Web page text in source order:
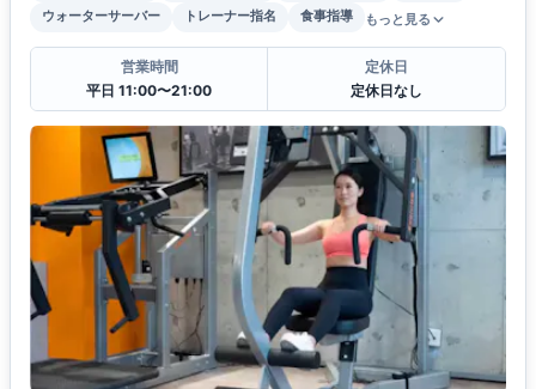
ウォーターサーバー
トレーナー指名 食事指導 もっと見る
営業時間
平日 11:00〜21:00
定休日
定休日なし